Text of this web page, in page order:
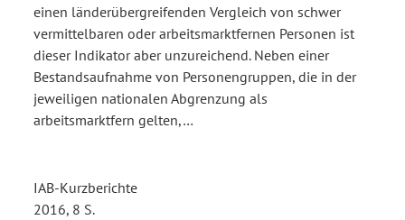
einen länderübergreifenden Vergleich von schwer
vermittelbaren oder arbeitsmarktfernen Personen ist
dieser Indikator aber unzureichend. Neben einer
Bestandsaufnahme von Personengruppen, die in der
jeweiligen nationalen Abgrenzung als
arbeitsmarktfern gelten,…
IAB-Kurzberichte
2016, 8 S.